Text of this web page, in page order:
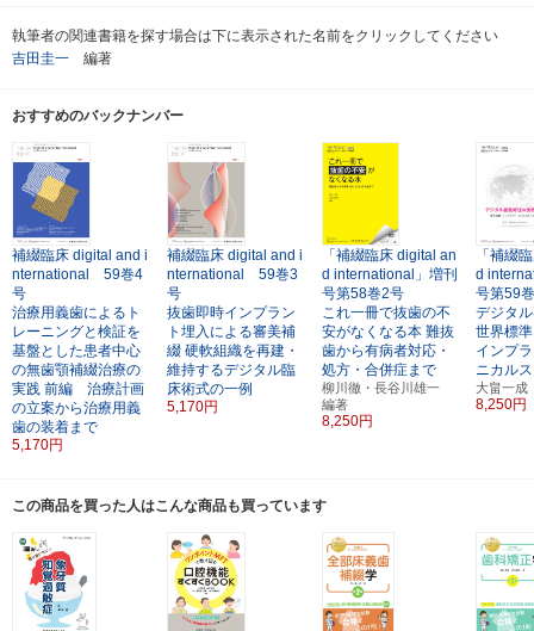
執筆者の関連書籍を探す場合は下に表示された名前をクリックしてください
吉田圭一 編著
おすすめのバックナンバー
補綴臨床 digital and i
nternational 59巻4
号
治療用義歯によるト
レーニングと検証を
基盤とした患者中心
の無歯顎補綴治療の
実践 前編 治療計画
の立案から治療用義
歯の装着まで
5,170円
補綴臨床 digital and i
nternational 59巻3
号
抜歯即時インプラン
ト埋入による審美補
綴 硬軟組織を再建・
維持するデジタル臨
床術式の一例
5,170円
「補綴臨床 digital an
d international」増刊
号第58巻2号
これ一冊で抜歯の不
安がなくなる本 難抜
歯から有病者対応・
処方・合併症まで
柳川徹・長谷川雄一
編著
8,250円
「補綴
d
号第59
デジタ
世界標準
インプ
ニカル
大畠一
8,250円
この商品を買った人はこんな商品も買っています